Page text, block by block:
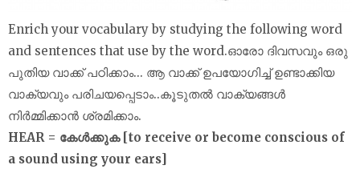
Enrich your vocabulary by studying the following word
and sentences that use by the word.ഓരോ ദിവസവും ഒരു
പുതിയ വാക്ക് പഠിക്കാം... ആ വാക്ക് ഉപയോഗിച്ച് ഉണ്ടാക്കിയ
വാക്യവും പരിചയപ്പെടാം..കൂടുതൽ വാക്യങ്ങൾ
നിർമ്മിക്കാൻ ശ്രമിക്കാം.
HEAR = കേള്‍ക്കുക [to receive or become conscious of
a sound using your ears]